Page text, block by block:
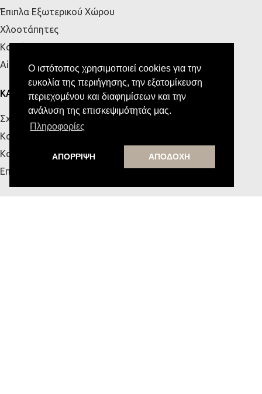
Ο ιστότοπος χρησιμοποιεί cookies για την
ευκολία της περιήγησης, την εξατομίκευση
περιεχομένου και διαφημίσεων και την
ανάλυση της επισκεψιμότητάς μας.
Πληροφορίες
ΑΠΟΡΡΙΨΗ ΑΠΟΔΟΧΗ
Έπιπλα Εξωτερικού Χώρου
Χλοοτάπητες
Κουζίνα
Airbnb
ΚΑΤΑΣΤΗΜΑΤΑ
Σχετικά με εμάς
Κατάστημα Πάτρας
Κατάστημα Κρήτης
Επικοινωνία